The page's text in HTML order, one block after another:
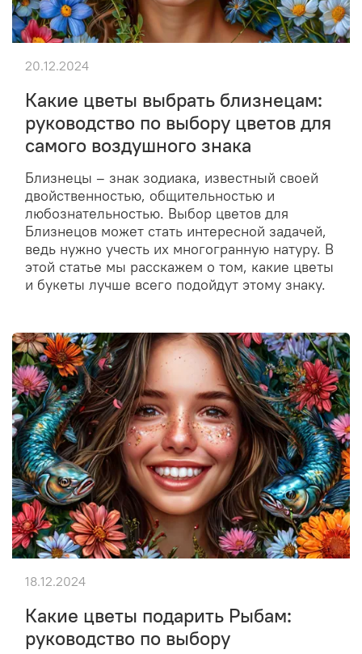
Какие цветы выбрать близнецам:
руководство по выбору цветов для
самого воздушного знака
Близнецы – знак зодиака, известный своей
двойственностью, общительностью и
любознательностью. Выбор цветов для
Близнецов может стать интересной задачей,
ведь нужно учесть их многогранную натуру. В
этой статье мы расскажем о том, какие цветы
и букеты лучше всего подойдут этому знаку.
20.12.2024
Какие цветы подарить Рыбам:
руководство по выбору
18.12.2024